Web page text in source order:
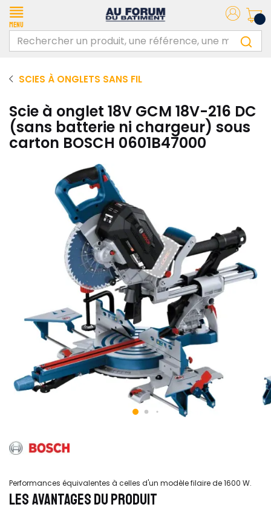
Menu
SCIES À ONGLETS SANS FIL
Scie à onglet 18V GCM 18V-216 DC
(sans batterie ni chargeur) sous
carton BOSCH 0601B47000
Performances équivalentes à celles d'un modèle filaire de 1600 W.
LES AVANTAGES DU PRODUIT